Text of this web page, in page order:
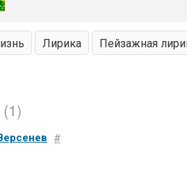
Лирика Пейзажная
#